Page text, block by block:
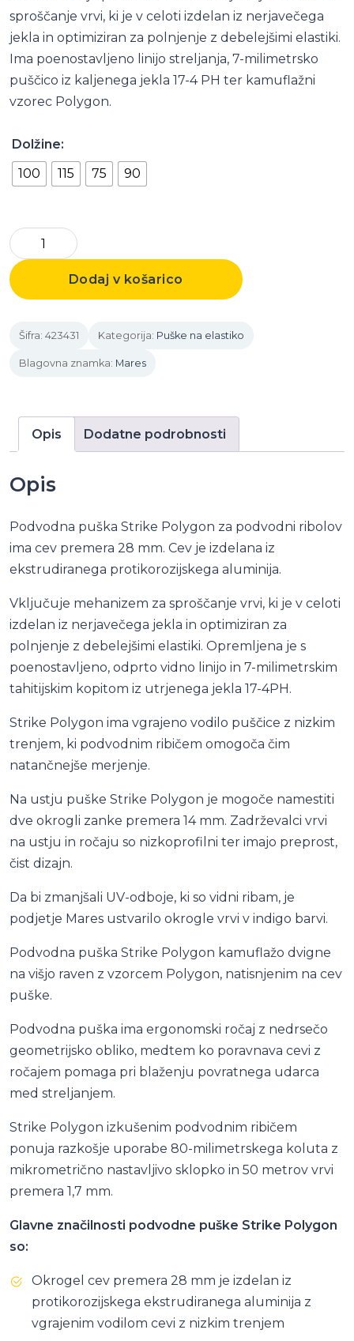
do
299,00 €
sproščanje vrvi, ki je v celoti izdelan iz nerjavečega
jekla in optimiziran za polnjenje z debelejšimi elastiki.
Ima poenostavljeno linijo streljanja, 7-milimetrsko
puščico iz kaljenega jekla 17-4 PH ter kamuflažni
vzorec Polygon.
Dolžine:
100
115 75 90
Sling
STRIKE
količina
Dodaj v košarico
Šifra: 423431 Kategorija: Puške na elastiko
Blagovna znamka: Mares
Opis Dodatne podrobnosti
Opis
Podvodna puška Strike Polygon za podvodni ribolov
ima cev premera 28 mm. Cev je izdelana iz
ekstrudiranega protikorozijskega aluminija.
Vključuje mehanizem za sproščanje vrvi, ki je v celoti
izdelan iz nerjavečega jekla in optimiziran za
polnjenje z debelejšimi elastiki. Opremljena je s
poenostavljeno, odprto vidno linijo in 7-milimetrskim
tahitijskim kopitom iz utrjenega jekla 17-4PH.
Strike Polygon ima vgrajeno vodilo puščice z nizkim
trenjem, ki podvodnim ribičem omogoča čim
natančnejše merjenje.
Na ustju puške Strike Polygon je mogoče namestiti
dve okrogli zanke premera 14 mm. Zadrževalci vrvi
na ustju in ročaju so nizkoprofilni ter imajo preprost,
čist dizajn.
Da bi zmanjšali UV-odboje, ki so vidni ribam, je
podjetje Mares ustvarilo okrogle vrvi v indigo barvi.
Podvodna puška Strike Polygon kamuflažo dvigne
na višjo raven z vzorcem Polygon, natisnjenim na cev
puške.
Podvodna puška ima ergonomski ročaj z nedrsečo
geometrijsko obliko, medtem ko poravnava cevi z
ročajem pomaga pri blaženju povratnega udarca
med streljanjem.
Strike Polygon izkušenim podvodnim ribičem
ponuja razkošje uporabe 80-milimetrskega koluta z
mikrometrično nastavljivo sklopko in 50 metrov vrvi
premera 1,7 mm.
Glavne značilnosti podvodne puške Strike Polygon
so:
Okrogel cev premera 28 mm je izdelan iz
protikorozijskega ekstrudiranega aluminija z
vgrajenim vodilom cevi z nizkim trenjem